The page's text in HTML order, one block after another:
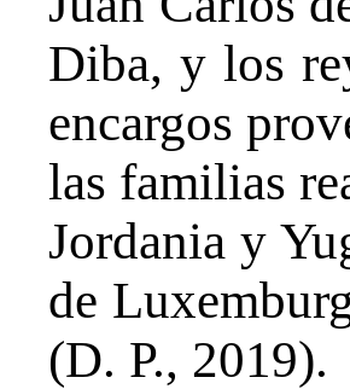
Diba, y los
encargos
las familias
Jordania y
de
(D. P., 2019).